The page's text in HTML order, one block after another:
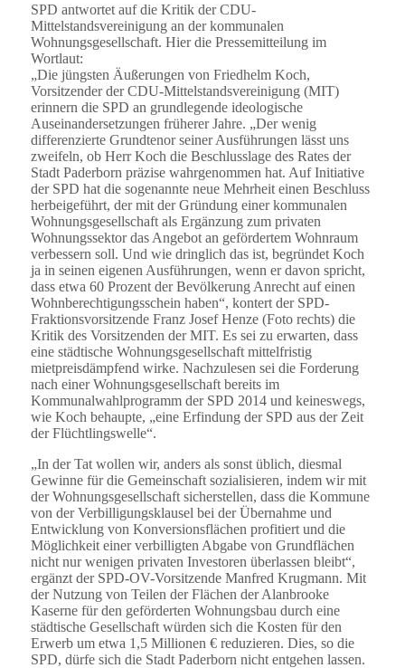
SPD antwortet auf die Kritik der CDU-
Mittelstandsvereinigung an der kommunalen
Wohnungsgesellschaft. Hier die Pressemitteilung im
Wortlaut:
„Die jüngsten Äußerungen von Friedhelm Koch,
Vorsitzender der CDU-Mittelstandsvereinigung (MIT)
erinnern die SPD an grundlegende ideologische
Auseinandersetzungen früherer Jahre. „Der wenig
differenzierte Grundtenor seiner Ausführungen lässt uns
zweifeln, ob Herr Koch die Beschlusslage des Rates der
Stadt Paderborn präzise wahrgenommen hat. Auf Initiative
der SPD hat die sogenannte neue Mehrheit einen Beschluss
herbeigeführt, der mit der Gründung einer kommunalen
Wohnungsgesellschaft als Ergänzung zum privaten
Wohnungssektor das Angebot an gefördertem Wohnraum
verbessern soll. Und wie dringlich das ist, begründet Koch
ja in seinen eigenen Ausführungen, wenn er davon spricht,
dass etwa 60 Prozent der Bevölkerung Anrecht auf einen
Wohnberechtigungsschein haben“, kontert der SPD-
Fraktionsvorsitzende Franz Josef Henze (Foto rechts) die
Kritik des Vorsitzenden der MIT. Es sei zu erwarten, dass
eine städtische Wohnungsgesellschaft mittelfristig
mietpreisdämpfend wirke. Nachzulesen sei die Forderung
nach einer Wohnungsgesellschaft bereits im
Kommunalwahlprogramm der SPD 2014 und keineswegs,
wie Koch behaupte, „eine Erfindung der SPD aus der Zeit
der Flüchtlingswelle“.
„In der Tat wollen wir, anders als sonst üblich, diesmal
Gewinne für die Gemeinschaft sozialisieren, indem wir mit
der Wohnungsgesellschaft sicherstellen, dass die Kommune
von der Verbilligungsklausel bei der Übernahme und
Entwicklung von Konversionsflächen profitiert und die
Möglichkeit einer verbilligten Abgabe von Grundflächen
nicht nur wenigen privaten Investoren überlassen bleibt“,
ergänzt der SPD-OV-Vorsitzende Manfred Krugmann. Mit
der Nutzung von Teilen der Flächen der Alanbrooke
Kaserne für den geförderten Wohnungsbau durch eine
städtische Gesellschaft würden sich die Kosten für den
Erwerb um etwa 1,5 Millionen € reduzieren. Dies, so die
SPD, dürfe sich die Stadt Paderborn nicht entgehen lassen.